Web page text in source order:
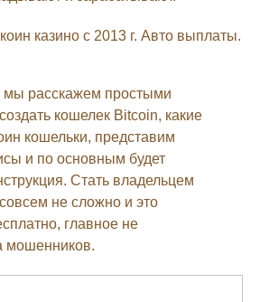
казино с 2013 г. Авто выплаты.
мы расскажем простыми
кошелек Bitcoin, какие
кошельки, представим
и по основным будет
Стать владельцем
не сложно и это
главное не
мошенников.